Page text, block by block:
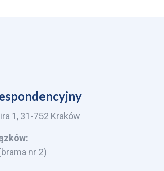
1, 31-752 Kraków
nr 2)